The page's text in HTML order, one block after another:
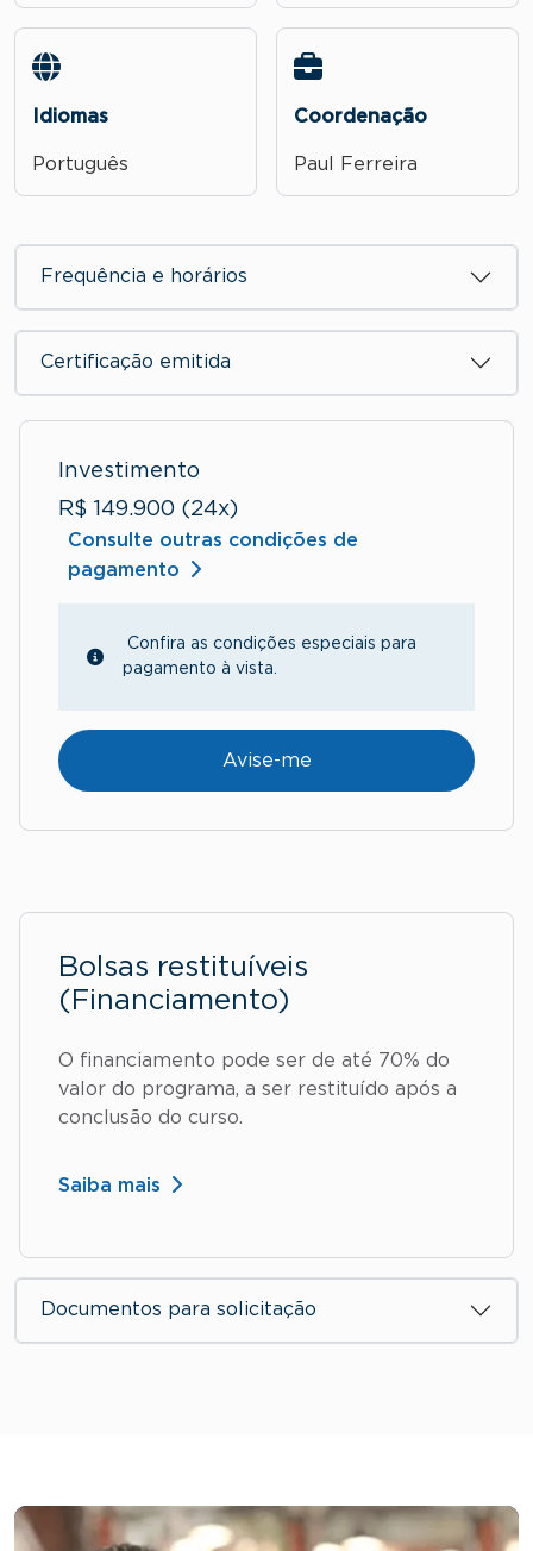
Idiomas
Português
Coordenação
Paul Ferreira
Frequência e horários
Certificação emitida
Investimento
R$ 149.900 (24x)
Consulte outras condições de
pagamento
Confira as condições especiais para
pagamento à vista.
Avise-me
Bolsas restituíveis
(Financiamento)
O financiamento pode ser de até 70% do
valor do programa, a ser restituído após a
conclusão do curso.
Saiba mais
Documentos para solicitação